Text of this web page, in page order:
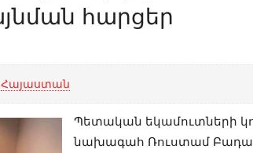
հարցեր
Հայաստան
Պետական եկամուտների
նախագահ Ռուստամ